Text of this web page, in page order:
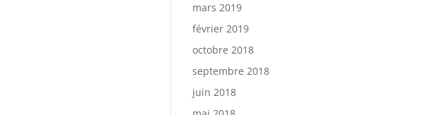
mars 2019
février 2019
octobre 2018
septembre 2018
juin 2018